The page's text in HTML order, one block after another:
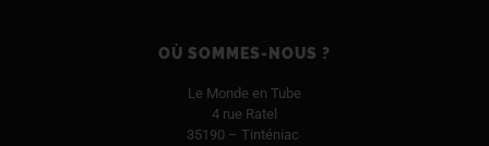
OÙ SOMMES-NOUS ?
Le Monde en Tube
4 rue Ratel
35190 – Tinténiac